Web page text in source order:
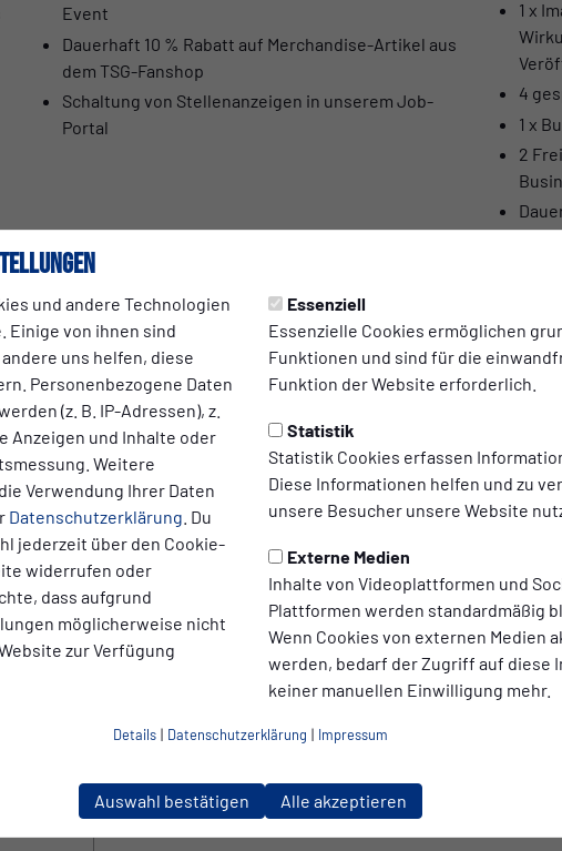
und andere Technologien
Einige von ihnen sind
uns helfen, diese
Personenbezogene Daten
(z. B. IP-Adressen), z.
Anzeigen und Inhalte oder
Weitere
Verwendung Ihrer Daten
Datenschutzerklärung . Du
jederzeit über den Cookie-
widerrufen oder
dass aufgrund
möglicherweise nicht
zur Verfügung
Essenziell
Essenzielle Cookies ermöglichen
Funktionen und sind für die
Funktion der Website erforderlich.
Statistik
Statistik Cookies erfassen
Diese Informationen helfen und zu
unsere Besucher unsere Website
Externe Medien
Inhalte von Videoplattformen und
Plattformen werden standardmäßig
Wenn Cookies von externen Medien
werden, bedarf der Zugriff auf diese
keiner manuellen Einwilligung mehr.
Details | Datenschutzerklärung | Impressum
Auswahl bestätigen Alle akzeptieren
Event
Dauerhaft 10 % Rabatt auf Merchandise-Artikel aus
dem TSG-Fanshop
Schaltung von Stellenanzeigen in unserem Job-
Portal
1 x
4
1 x
2
dem
Leistungen ist selbstverständlich möglich.